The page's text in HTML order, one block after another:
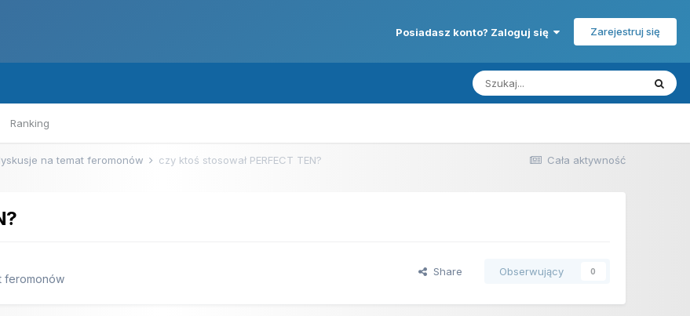
Posiadasz konto? Zaloguj się Zarejestruj się
Ranking
Cała aktywność
na temat feromonów czy ktoś stosował PERFECT TEN?
feromonów
Share Obserwujący 0